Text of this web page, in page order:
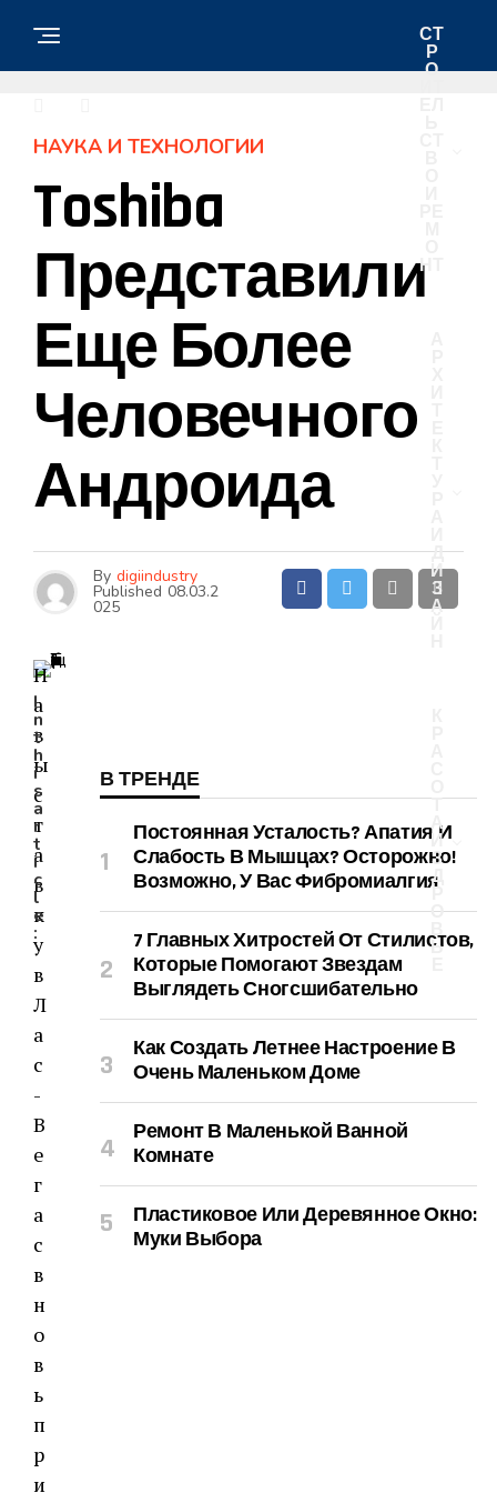
СТ
Р
О
НТ
Д
И
З
А
Т
А
И
З
Д
О
В
Ь
НАУКА И ТЕХНОЛОГИИ
Toshiba
Представили
Еще Более
Человечного
Андроида
By digiindustry
Published 08.03.2
025
Н
а
в
ы
с
т
а
в
к
у
в
Л
а
с
-
В
е
г
а
с
в
н
о
в
ь
п
р
и
I
n
t
h
i
s
a
r
t
i
c
l
e
:
В ТРЕНДЕ
Постоянная Усталость? Апатия И
Слабость В Мышцах? Осторожно!
Возможно, У Вас Фибромиалгия
7 Главных Хитростей От Стилистов,
Которые Помогают Звездам
Выглядеть Сногсшибательно
Как Создать Летнее Настроение В
Очень Маленьком Доме
Ремонт В Маленькой Ванной
Комнате
Пластиковое Или Деревянное Окно:
Муки Выбора